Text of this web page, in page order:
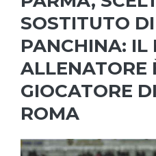
SOSTITUTO
PANCHINA: IL
ALLENATORE
GIOCATORE
ROMA